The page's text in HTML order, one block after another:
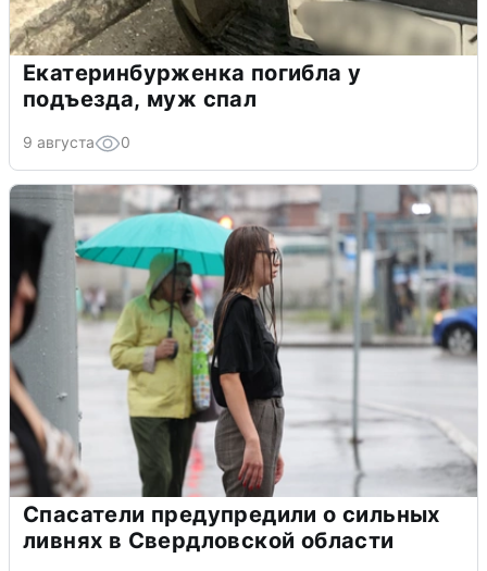
Екатеринбурженка погибла у
подъезда, муж спал
9 августа 0
Спасатели предупредили о сильных
ливнях в Свердловской области